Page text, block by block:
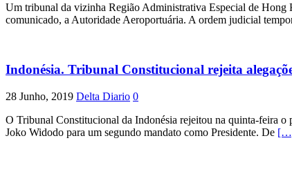
Um tribunal da vizinha Região Administrativa Especial de Hong
comunicado, a Autoridade Aeroportuária. A ordem judicial
Indonésia. Tribunal Constitucional rejeita
28 Junho, 2019 Delta Diario 0
O Tribunal Constitucional da Indonésia rejeitou na quinta-feira o
Joko Widodo para um segundo mandato como Presidente. De